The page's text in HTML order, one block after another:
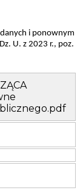
i ponownym
U. z 2023 r., poz.